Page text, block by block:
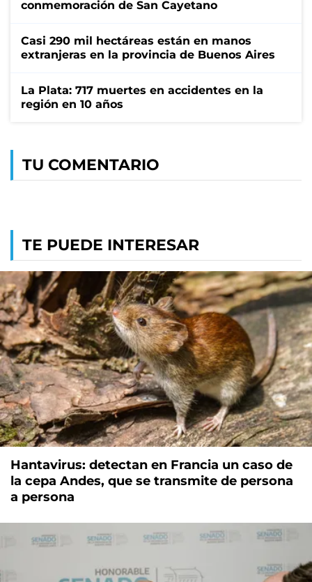
conmemoración de San Cayetano
Casi 290 mil hectáreas están en manos
extranjeras en la provincia de Buenos Aires
La Plata: 717 muertes en accidentes en la
región en 10 años
TU COMENTARIO
TE PUEDE INTERESAR
Hantavirus: detectan en Francia un caso de
la cepa Andes, que se transmite de persona
a persona